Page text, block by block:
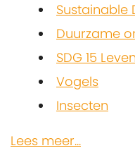
Sustainable
Duurzame
SDG 15
Vogels
Insecten
Lees meer...